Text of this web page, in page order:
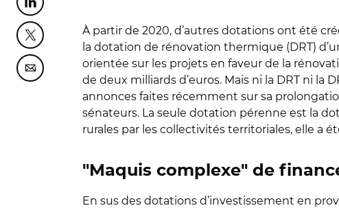
Partager cette page sur Linkedin
Partager cette page sur Twitter
Partager cette page sur Courriel
À partir de 2020, d’autres dotations ont été
la dotation de rénovation thermique (DRT)
orientée sur les projets en faveur de la
de deux milliards d’euros. Mais ni la DRT ni
annonces faites récemment sur sa
sénateurs. La seule dotation pérenne est la
rurales par les collectivités territoriales, elle a
"Maquis complexe" de
En sus des dotations d’investissement en